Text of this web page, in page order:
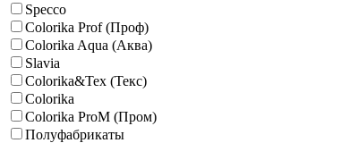
Specco
Colorika Prof (Проф)
Colorika Aqua (Аква)
Slavia
Colorika&Tex (Текс)
Colorika
Colorika ProM (Пром)
Полуфабрикаты